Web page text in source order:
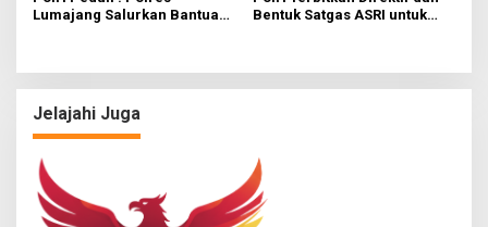
Lumajang Salurkan Bantuan
Bentuk Satgas ASRI untuk
Jelajahi Juga